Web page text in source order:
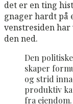
det er en ting
gnager hardt på
venstresiden
den ned.
Den
skaper
og strid
produktiv
fra eiendom.